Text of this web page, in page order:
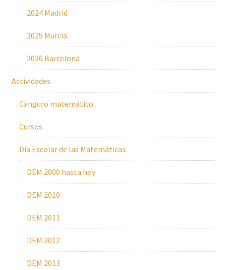
2024 Madrid
2025 Murcia
2026 Barcelona
Actividades
Canguro matemático
Cursos
Día Escolar de las Matemáticas
DEM 2000 hasta hoy
DEM 2010
DEM 2011
DEM 2012
DEM 2013